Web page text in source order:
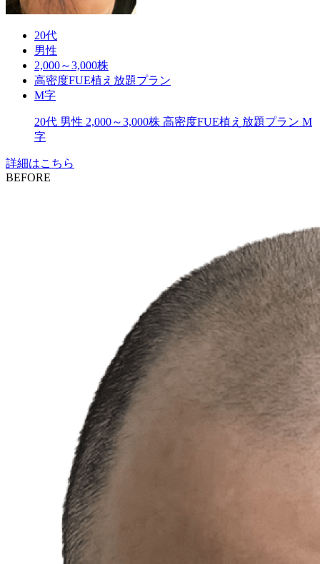
20代
男性
2,000～3,000株
高密度FUE植え放題プラン
M字
20代 男性 2,000～3,000株 高密度FUE植え放題プラン M
字
詳細はこちら
BEFORE